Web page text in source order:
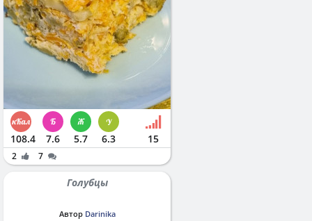
108.4 7.6 5.7 6.3 15
2 7
Голубцы
Автор Darinika